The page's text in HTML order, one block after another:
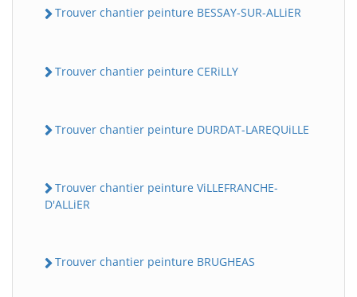
Trouver chantier peinture BESSAY-SUR-ALLiER
Trouver chantier peinture CERiLLY
Trouver chantier peinture DURDAT-LAREQUiLLE
Trouver chantier peinture ViLLEFRANCHE-
D'ALLiER
Trouver chantier peinture BRUGHEAS